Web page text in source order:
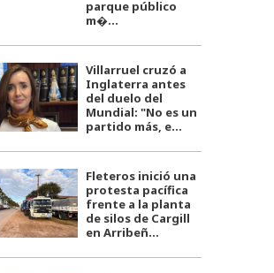
parque público
m�...
Villarruel cruzó a
Inglaterra antes
del duelo del
Mundial: "No es un
partido más, e...
Fleteros inició una
protesta pacífica
frente a la planta
de silos de Cargill
en Arribeñ...